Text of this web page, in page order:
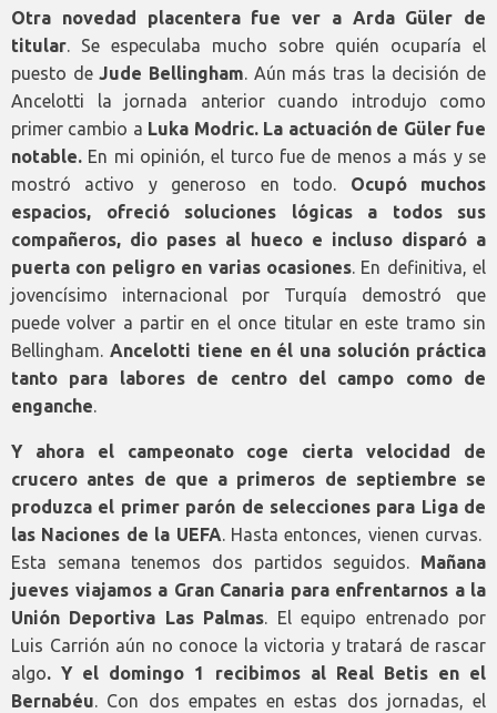
Otra novedad placentera fue ver a Arda Güler de
titular. Se especulaba mucho sobre quién ocuparía el
puesto deJude Bellingham. Aún más tras la decisión de
Ancelotti la jornada anterior cuando introdujo como
primer cambio a Luka Modric. La actuación de Güler fue
notable. En mi opinión, el turco fue de menos a más y se
mostró activo y generoso en todo. Ocupó muchos
espacios, ofreció soluciones lógicas a todos sus
compañeros, dio pases al hueco e incluso disparó a
puerta con peligro en varias ocasiones. En definitiva, el
jovencísimo internacional por Turquía demostró que
puede volver a partir en el once titular en este tramo sin
Bellingham. Ancelotti tiene en él una solución práctica
tanto para labores de centro del campo como de
enganche.
Y ahora el campeonato coge cierta velocidad de
crucero antes de que a primeros de septiembre se
produzca el primer parón de selecciones para Liga de
las Naciones de la UEFA. Hasta entonces, vienen curvas.
Esta semana tenemos dos partidos seguidos. Mañana
jueves viajamos a Gran Canaria para enfrentarnos a la
Unión Deportiva Las Palmas. El equipo entrenado por
Luis Carrión aún no conoce la victoria y tratará de rascar
algo. Y el domingo 1 recibimos al Real Betis en el
Bernabéu. Con dos empates en estas dos jornadas, el